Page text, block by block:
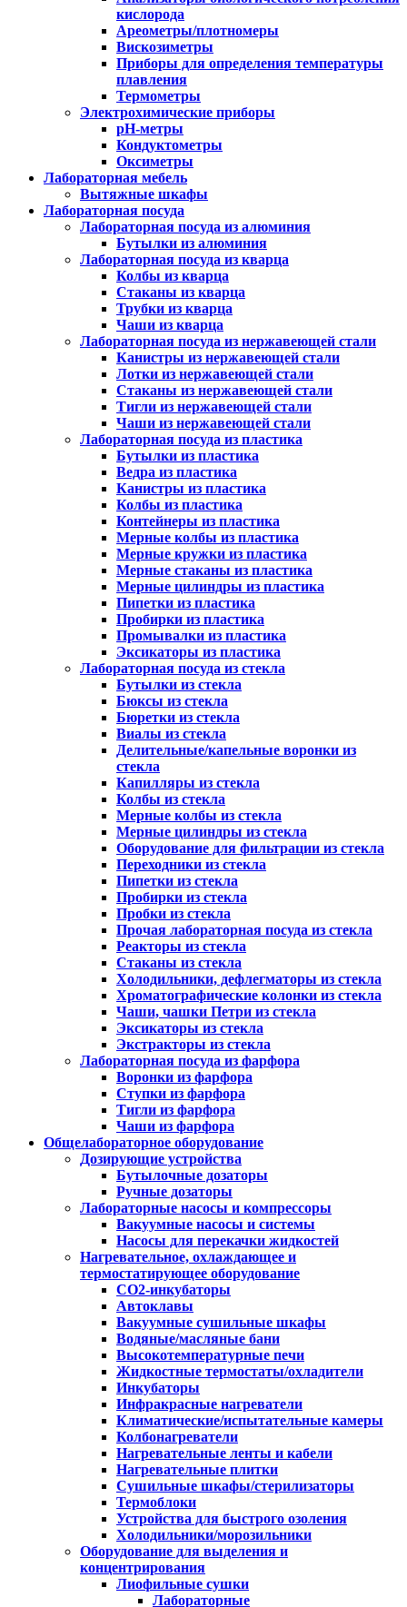
кислорода
Ареометры/плотномеры
Вискозиметры
Приборы для определения температуры
плавления
Термометры
Электрохимические приборы
pH-метры
Кондуктометры
Оксиметры
Лабораторная мебель
Вытяжные шкафы
Лабораторная посуда
Лабораторная посуда из алюминия
Бутылки из алюминия
Лабораторная посуда из кварца
Колбы из кварца
Стаканы из кварца
Трубки из кварца
Чаши из кварца
Лабораторная посуда из нержавеющей стали
Канистры из нержавеющей стали
Лотки из нержавеющей стали
Стаканы из нержавеющей стали
Тигли из нержавеющей стали
Чаши из нержавеющей стали
Лабораторная посуда из пластика
Бутылки из пластика
Ведра из пластика
Канистры из пластика
Колбы из пластика
Контейнеры из пластика
Мерные колбы из пластика
Мерные кружки из пластика
Мерные стаканы из пластика
Мерные цилиндры из пластика
Пипетки из пластика
Пробирки из пластика
Промывалки из пластика
Эксикаторы из пластика
Лабораторная посуда из стекла
Бутылки из стекла
Бюксы из стекла
Бюретки из стекла
Виалы из стекла
Делительные/капельные воронки из
стекла
Капилляры из стекла
Колбы из стекла
Мерные колбы из стекла
Мерные цилиндры из стекла
Оборудование для фильтрации из стекла
Переходники из стекла
Пипетки из стекла
Пробирки из стекла
Пробки из стекла
Прочая лабораторная посуда из стекла
Реакторы из стекла
Стаканы из стекла
Холодильники, дефлегматоры из стекла
Хроматографические колонки из стекла
Чаши, чашки Петри из стекла
Эксикаторы из стекла
Экстракторы из стекла
Лабораторная посуда из фарфора
Воронки из фарфора
Ступки из фарфора
Тигли из фарфора
Чаши из фарфора
Общелабораторное оборудование
Дозирующие устройства
Бутылочные дозаторы
Ручные дозаторы
Лабораторные насосы и компрессоры
Вакуумные насосы и системы
Насосы для перекачки жидкостей
Нагревательное, охлаждающее и
термостатирующее оборудование
CO2-инкубаторы
Автоклавы
Вакуумные сушильные шкафы
Водяные/масляные бани
Высокотемпературные печи
Жидкостные термостаты/охладители
Инкубаторы
Инфракрасные нагреватели
Климатические/испытательные камеры
Колбонагреватели
Нагревательные ленты и кабели
Нагревательные плитки
Сушильные шкафы/стерилизаторы
Термоблоки
Устройства для быстрого озоления
Холодильники/морозильники
Оборудование для выделения и
концентрирования
Лиофильные сушки
Лабораторные